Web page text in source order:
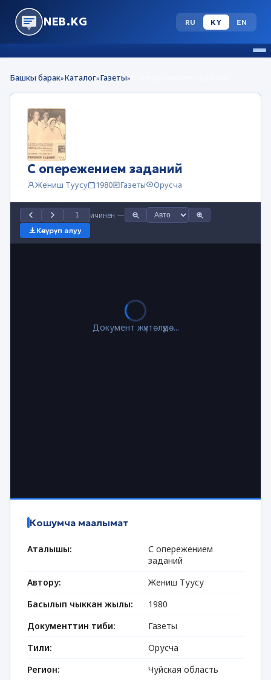
NEB.KG RU KY EN
Башкы барак»Каталог»Газеты»
С опережением заданий
Жениш Туусу 1980 Газеты Орусча
ичинен —
Көчүрүп алуу
Документ жүктөлүүдө...
Кошумча маалымат
Аталышы:
С опережением
заданий
Автору:
Жениш Туусу
Басылып чыккан жылы:
1980
Документтин тиби:
Газеты
Тили:
Орусча
Регион:
Чуйская область